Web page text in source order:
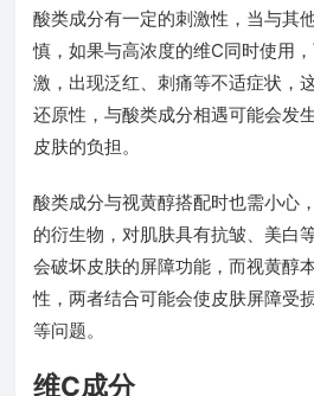
酸类成分有一定的刺激性，当与其
慎，如果与高浓度的维C同时使用
激，出现泛红、刺痛等不适症状，
还原性，与酸类成分相遇可能会发
皮肤的负担。
酸类成分与视黄醇搭配时也需小心
的衍生物，对肌肤具有抗皱、美白
会破坏皮肤的屏障功能，而视黄醇
性，两者结合可能会使皮肤屏障受
等问题。
维C成分